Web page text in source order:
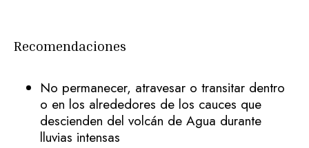
Recomendaciones
No permanecer, atravesar o transitar dentro
o en los alrededores de los cauces que
descienden del volcán de Agua durante
lluvias intensas